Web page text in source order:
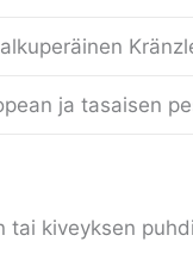
ja tasaisen
tai kiveyksen